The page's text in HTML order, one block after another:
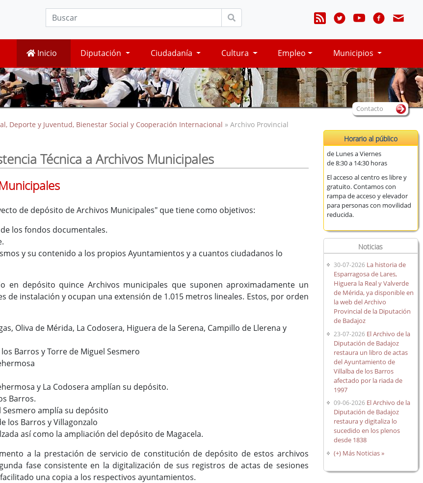
Inicio Diputación Ciudadanía Cultura Empleo Municipios
Deporte y Juventud, Bienestar Social y Cooperación Internacional » Archivo Provincial
Técnica a Archivos Municipales
de depósito de Archivos Municipales" que tiene como objetivos:
los fondos documentales.
y su contenido a los propios Ayuntamientos y a cuantos ciudadanos lo
en depósito quince Archivos municipales que suponen aproximadamente un
de instalación y ocupan una extensión de 1.015 metros lineales. Estos, por orden
Oliva de Mérida, La Codosera, Higuera de la Serena, Campillo de Llerena y
Barros y Torre de Miguel Sesmero
y La Codosera amplían su depósito.
Barros.
Sesmero amplía su depósito
los Barros y Villagonzalo
así como la ampliación del depósito de Magacela.
a la prestación de servicio de constitución de depósito de estos archivos
fase consistente en la digitalización de sus registros de actas de sesiones
una copia a los respectivos ayuntamientos.
Contacto
Horario al público
de Lunes a Viernes
de 8:30 a 14:30 horas
El acceso al centro es libre y
gratuito. Contamos con
rampa de acceso y elevador
para personas con movilidad
reducida.
Noticias
30-07-2026 La historia de
Esparragosa de Lares,
Higuera la Real y Valverde
de Mérida, ya disponible en
la web del Archivo
Provincial de la Diputación
de Badajoz
23-07-2026 El Archivo de la
Diputación de Badajoz
restaura un libro de actas
del Ayuntamiento de
Villalba de los Barros
afectado por la riada de
1997
09-06-2026 El Archivo de la
Diputación de Badajoz
restaura y digitaliza lo
sucedido en los plenos
desde 1838
(+) Más Noticias »